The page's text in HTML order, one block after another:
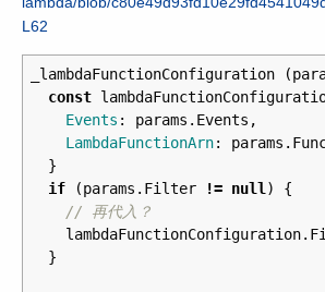
L62
_lambdaFunctionConfiguration (
const
Events : params . Events ,
LambdaFunctionArn: params .
}
if
(params . Filter != null )
{
// 再代入？
lambdaFunctionConfiguration.
}